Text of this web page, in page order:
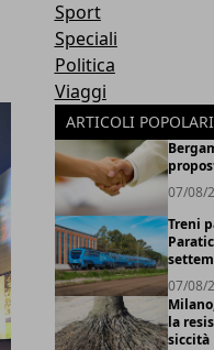
Sport
Speciali
Politica
Viaggi
ARTICOLI POPOLARI
07/08/
Treni
07/08/
la
siccità